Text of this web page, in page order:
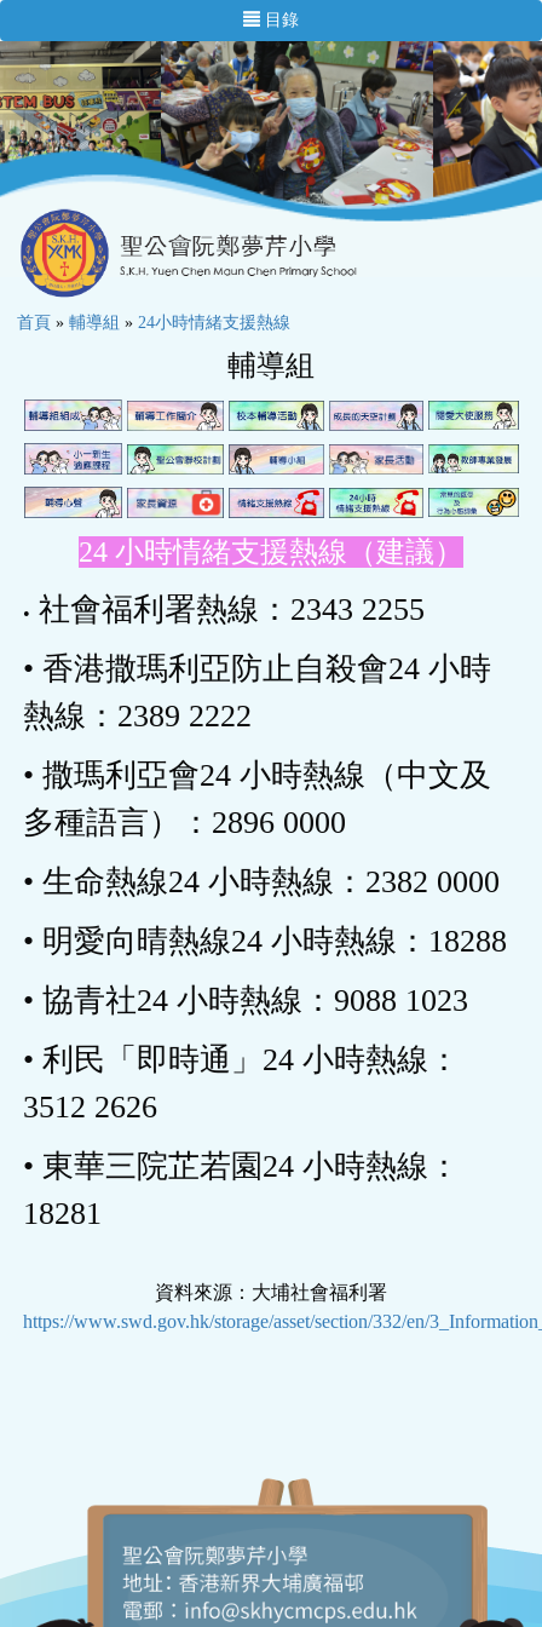
目錄
首頁 » 輔導組 » 24小時情緒支援熱線
輔導組
24 小時情緒支援熱線（建議）
• 社會福利署熱線：2343 2255
• 香港撒瑪利亞防止自殺會24 小時
熱線：2389 2222
• 撒瑪利亞會24 小時熱線（中文及
多種語言）：2896 0000
• 生命熱線24 小時熱線：2382 0000
• 明愛向晴熱線24 小時熱線：18288
• 協青社24 小時熱線：9088 1023
• 利民「即時通」24 小時熱線：
3512 2626
• 東華三院芷若園24 小時熱線：
18281
資料來源：大埔社會福利署
https://www.swd.gov.hk/storage/asset/section/332/en/